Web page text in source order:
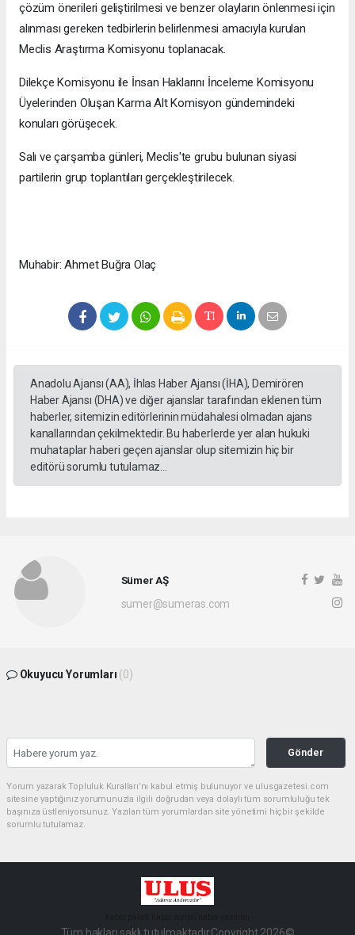
çözüm önerileri geliştirilmesi ve benzer olayların önlenmesi için
alınması gereken tedbirlerin belirlenmesi amacıyla kurulan
Meclis Araştırma Komisyonu toplanacak.
Dilekçe Komisyonu ile İnsan Haklarını İnceleme Komisyonu
Üyelerinden Oluşan Karma Alt Komisyon gündemindeki
konuları görüşecek.
Salı ve çarşamba günleri, Meclis'te grubu bulunan siyasi
partilerin grup toplantıları gerçekleştirilecek.
Muhabir: Ahmet Buğra Olaç
Anadolu Ajansı (AA), İhlas Haber Ajansı (İHA), Demirören
Haber Ajansı (DHA) ve diğer ajanslar tarafından eklenen tüm
haberler, sitemizin editörlerinin müdahalesi olmadan ajans
kanallarından çekilmektedir. Bu haberlerde yer alan hukuki
muhataplar haberi geçen ajanslar olup sitemizin hiç bir
editörü sorumlu tutulamaz...
Sümer AŞ
sumer@sumeras.com
Okuyucu Yorumları (0)
Gönder
Yorum yazarak Topluluk Kuralları’nı kabul etmiş bulunuyor ve ulusgazetesi.com
sitesine yaptığınız yorumunuzla ilgili doğrudan veya dolaylı tüm sorumluluğu tek
başınıza üstleniyorsunuz. Yazılan tüm yorumlardan site yönetimi hiçbir şekilde
sorumlu tutulamaz.